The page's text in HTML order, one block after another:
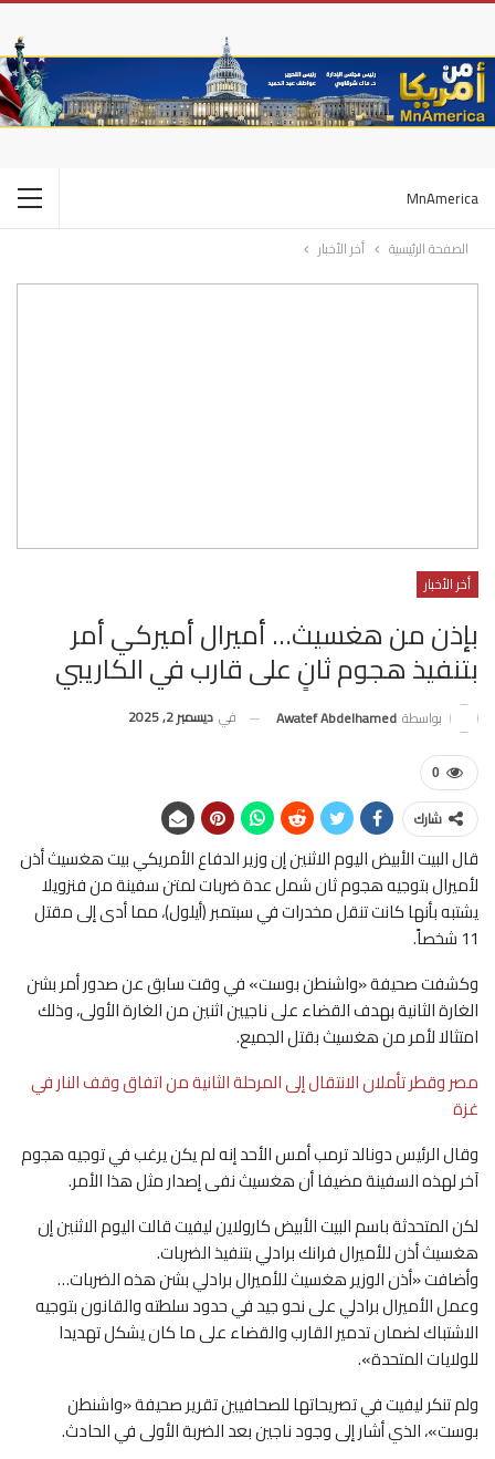
MnAmerica
الصفحة الرئيسية أخر الأخبار
أخر الأخبار
بإذن من هغسيث… أميرال أميركي أمر
بتنفيذ هجوم ثانٍ على قارب في الكاريبي
بواسطة Awatef Abdelhamed في ديسمبر 2, 2025
0
شارك
قال البيت الأبيض اليوم الاثنين إن وزير الدفاع الأمريكي بيت هغسيث أذن
لأميرال بتوجيه هجوم ثان شمل عدة ضربات لمتن سفينة من فنزويلا
يشتبه بأنها كانت تنقل مخدرات في سبتمبر (أيلول)، مما أدى إلى مقتل
11 شخصاً.
وكشفت صحيفة «واشنطن بوست» في وقت سابق عن صدور أمر بشن
الغارة الثانية بهدف القضاء على ناجيين اثنين من الغارة الأولى، وذلك
امتثالا لأمر من هغسيث بقتل الجميع.
مصر وقطر تأملان الانتقال إلى المرحلة الثانية من اتفاق وقف النار في
غزة
وقال الرئيس دونالد ترمب أمس الأحد إنه لم يكن يرغب في توجيه هجوم
آخر لهذه السفينة مضيفا أن هغسيث نفى إصدار مثل هذا الأمر.
لكن المتحدثة باسم البيت الأبيض كارولاين ليفيت قالت اليوم الاثنين إن
هغسيث أذن للأميرال فرانك برادلي بتنفيذ الضربات.
وأضافت «أذن الوزير هغسيث للأميرال برادلي بشن هذه الضربات…
وعمل الأميرال برادلي على نحو جيد في حدود سلطته والقانون بتوجيه
الاشتباك لضمان تدمير القارب والقضاء على ما كان يشكل تهديدا
للولايات المتحدة».
ولم تنكر ليفيت في تصريحاتها للصحافيين تقرير صحيفة «واشنطن
بوست»، الذي أشار إلى وجود ناجين بعد الضربة الأولى في الحادث.